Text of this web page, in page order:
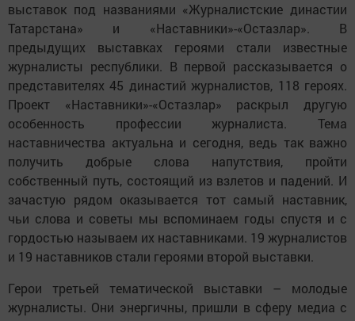
выставок под названиями «Журналистские династии
Татарстана» и «Наставники»-«Остазлар». В
предыдущих выставках героями стали известные
журналисты республики. В первой рассказывается о
представителях 45 династий журналистов, 118 героях.
Проект «Наставники»-«Остазлар» раскрыл другую
особенность профессии журналиста. Тема
наставничества актуальна и сегодня, ведь так важно
получить добрые слова напутствия, пройти
собственный путь, состоящий из взлетов и падений. И
зачастую рядом оказывается тот самый наставник,
чьи слова и советы мы вспоминаем годы спустя и с
гордостью называем их наставниками. 19 журналистов
и 19 наставников стали героями второй выставки.
Герои третьей тематической выставки – молодые
журналисты. Они энергичны, пришли в сферу медиа с